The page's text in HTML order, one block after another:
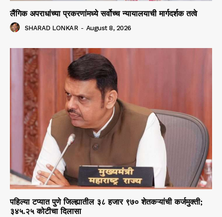
लैंगिक अपराधांच्या प्रकरणांमध्ये सर्वोच्च न्यायालयाची मार्गदर्शक तत्वे
SHARAD LONKAR - August 8, 2026
पहिल्या टप्यात पुणे जिल्ह्यातील ३८ हजार ९७० शेतकऱ्यांची कर्जमुक्ती;
३४५.२५ कोटीचा दिलासा